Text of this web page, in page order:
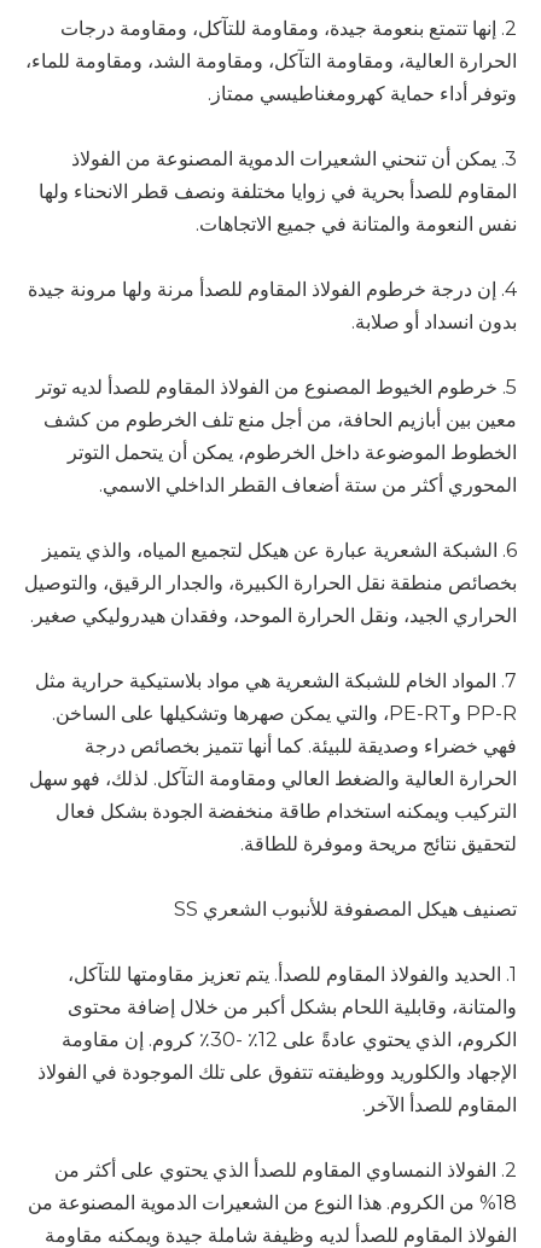
2. إنها تتمتع بنعومة جيدة، ومقاومة للتآكل، ومقاومة درجات
الحرارة العالية، ومقاومة التآكل، ومقاومة الشد، ومقاومة للماء،
وتوفر أداء حماية كهرومغناطيسي ممتاز.
3. يمكن أن تنحني الشعيرات الدموية المصنوعة من الفولاذ
المقاوم للصدأ بحرية في زوايا مختلفة ونصف قطر الانحناء ولها
نفس النعومة والمتانة في جميع الاتجاهات.
4. إن درجة خرطوم الفولاذ المقاوم للصدأ مرنة ولها مرونة جيدة
بدون انسداد أو صلابة.
5. خرطوم الخيوط المصنوع من الفولاذ المقاوم للصدأ لديه توتر
معين بين أبازيم الحافة، من أجل منع تلف الخرطوم من كشف
الخطوط الموضوعة داخل الخرطوم، يمكن أن يتحمل التوتر
المحوري أكثر من ستة أضعاف القطر الداخلي الاسمي.
6. الشبكة الشعرية عبارة عن هيكل لتجميع المياه، والذي يتميز
بخصائص منطقة نقل الحرارة الكبيرة، والجدار الرقيق، والتوصيل
الحراري الجيد، ونقل الحرارة الموحد، وفقدان هيدروليكي صغير.
7. المواد الخام للشبكة الشعرية هي مواد بلاستيكية حرارية مثل
PP-R وPE-RT، والتي يمكن صهرها وتشكيلها على الساخن.
فهي خضراء وصديقة للبيئة. كما أنها تتميز بخصائص درجة
الحرارة العالية والضغط العالي ومقاومة التآكل. لذلك، فهو سهل
التركيب ويمكنه استخدام طاقة منخفضة الجودة بشكل فعال
لتحقيق نتائج مريحة وموفرة للطاقة.
تصنيف هيكل المصفوفة للأنبوب الشعري SS
1. الحديد والفولاذ المقاوم للصدأ. يتم تعزيز مقاومتها للتآكل،
والمتانة، وقابلية اللحام بشكل أكبر من خلال إضافة محتوى
الكروم، الذي يحتوي عادةً على 12٪ -30٪ كروم. إن مقاومة
الإجهاد والكلوريد ووظيفته تتفوق على تلك الموجودة في الفولاذ
المقاوم للصدأ الآخر.
2. الفولاذ النمساوي المقاوم للصدأ الذي يحتوي على أكثر من
18% من الكروم. هذا النوع من الشعيرات الدموية المصنوعة من
الفولاذ المقاوم للصدأ لديه وظيفة شاملة جيدة ويمكنه مقاومة